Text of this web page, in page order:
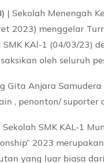
| Sekolah Menengah
2023) menggelar
SMK KAl-1 (04/03/23)
saksikan oleh seluruh
Gita Anjara
, penonton/
SMK KAL-1
2023
yang luar biasa